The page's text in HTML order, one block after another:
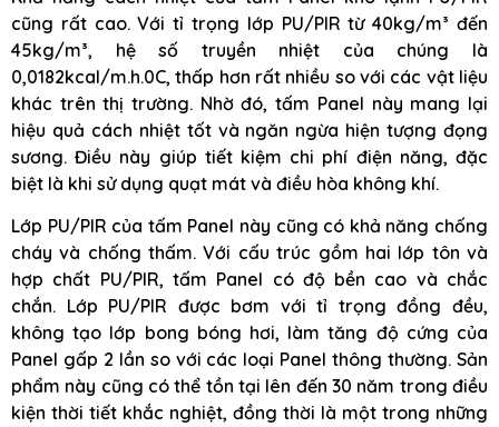
cũng rất cao. Với tỉ trọng lớp PU/PIR từ 40kg/m³ đến
45kg/m³, hệ số truyền nhiệt của chúng là
0,0182kcal/m.h.0C, thấp hơn rất nhiều so với các vật liệu
khác trên thị trường. Nhờ đó, tấm Panel này mang lại
hiệu quả cách nhiệt tốt và ngăn ngừa hiện tượng đọng
sương. Điều này giúp tiết kiệm chi phí điện năng, đặc
biệt là khi sử dụng quạt mát và điều hòa không khí.
Lớp PU/PIR của tấm Panel này cũng có khả năng chống
cháy và chống thấm. Với cấu trúc gồm hai lớp tôn và
hợp chất PU/PIR, tấm Panel có độ bền cao và chắc
chắn. Lớp PU/PIR được bơm với tỉ trọng đồng đều,
không tạo lớp bong bóng hơi, làm tăng độ cứng của
Panel gấp 2 lần so với các loại Panel thông thường. Sản
phẩm này cũng có thể tồn tại lên đến 30 năm trong điều
kiện thời tiết khắc nghiệt, đồng thời là một trong những